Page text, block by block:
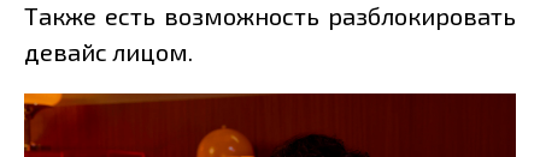
Также есть возможность разблокировать
девайс лицом.